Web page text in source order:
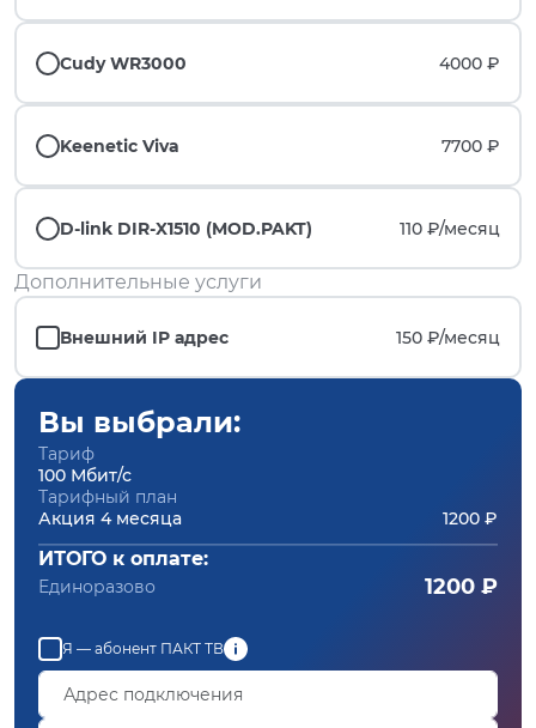
Cudy WR3000 4000 ₽
Keenetic Viva 7700 ₽
D-link DIR-X1510 (MOD.PAKT) 110 ₽/месяц
Дополнительные услуги
Внешний IP адрес 150 ₽/месяц
Вы выбрали:
Тариф
100 Мбит/с
Тарифный план
Акция 4 месяца
1200 ₽
ИТОГО к оплате:
Единоразово 1200 ₽
Я — абонент ПАКТ ТВ